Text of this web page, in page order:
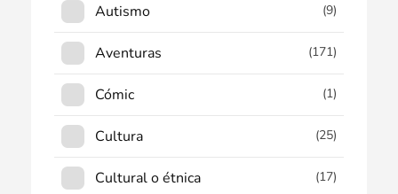
Autismo (9)
Aventuras (171)
Cómic (1)
Cultura (25)
Cultural o étnica (17)